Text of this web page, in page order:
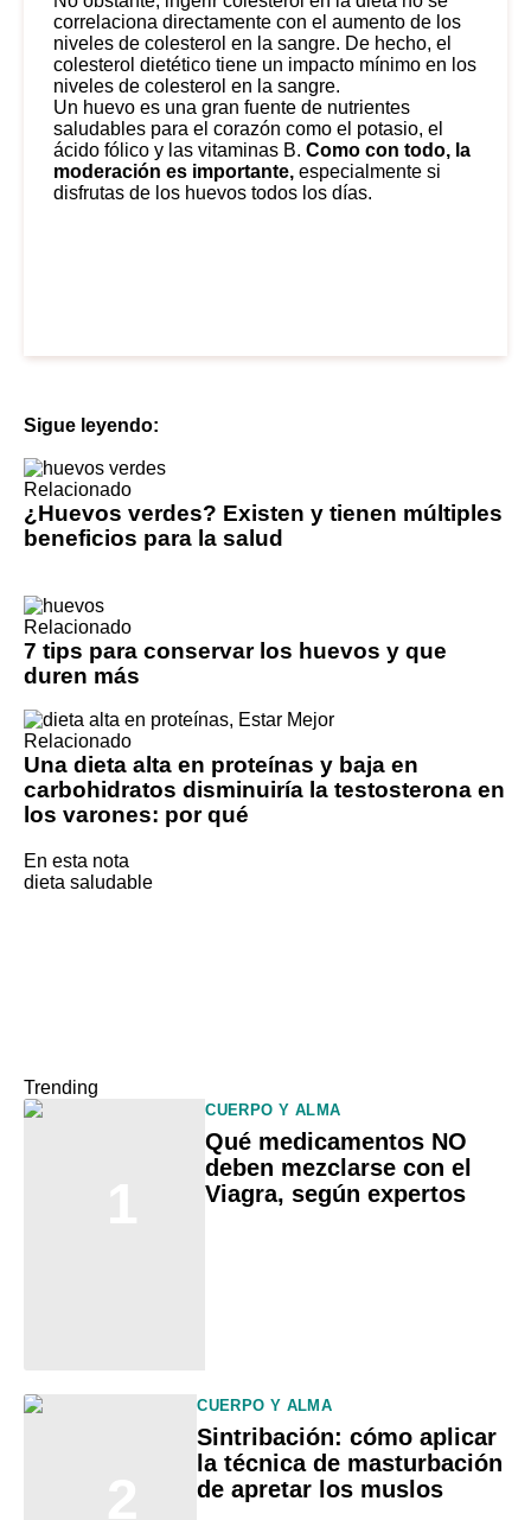
correlaciona directamente con el aumento de los
niveles de colesterol en la sangre. De hecho, el
colesterol dietético tiene un impacto mínimo en los
niveles de colesterol en la sangre.
Un huevo es una gran fuente de nutrientes
saludables para el corazón como el potasio, el
ácido fólico y las vitaminas B. Como con todo, la
moderación es importante, especialmente si
disfrutas de los huevos todos los días.
Sigue leyendo:
Relacionado
¿Huevos verdes? Existen y tienen múltiples
beneficios para la salud
Relacionado
7 tips para conservar los huevos y que
duren más
Relacionado
Una dieta alta en proteínas y baja en
carbohidratos disminuiría la testosterona en
los varones: por qué
En esta nota
dieta saludable
Trending
CUERPO Y ALMA
Qué medicamentos NO
deben mezclarse con el
Viagra, según expertos
CUERPO Y ALMA
Sintribación: cómo aplicar
la técnica de masturbación
de apretar los muslos